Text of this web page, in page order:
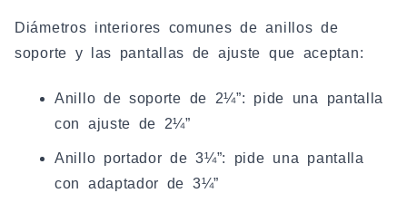
Diámetros interiores comunes de anillos de
soporte y las pantallas de ajuste que aceptan:
Anillo de soporte de 2¼”: pide una pantalla
con ajuste de 2¼”
Anillo portador de 3¼”: pide una pantalla
con adaptador de 3¼”